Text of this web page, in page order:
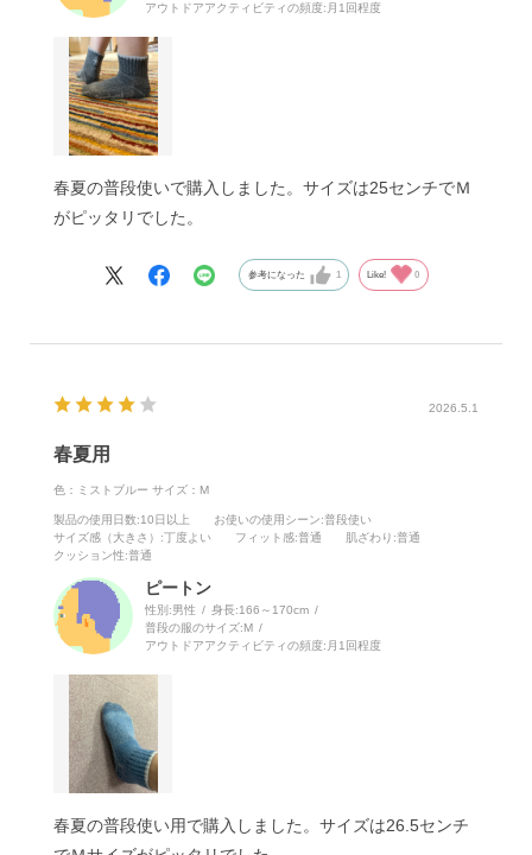
アウトドアアクティビティの頻度: 月1回程度
春夏の普段使いで購入しました。サイズは25センチでＭ
がピッタリでした。
参考になった 1 Like! 0
2026.5.1
春夏用
色：ミストブルー サイズ：M
製品の使用日数:10日以上 お使いの使用シーン:普段使い
サイズ感（大きさ） :丁度よい フィット感:普通 肌ざわり :普通
クッション性:普通
ピートン
性別:男性 身長:166～170cm
普段の服のサイズ:M
アウトドアアクティビティの頻度: 月1回程度
春夏の普段使い用で購入しました。サイズは26.5センチ